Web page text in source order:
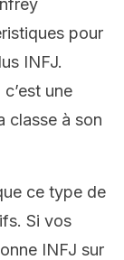
pour
INFJ.
une
classe à son
ce type de
Si vos
INFJ sur